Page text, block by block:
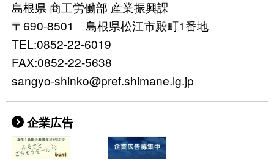
島根県 商工労働部 産業振興課
〒690-8501 島根県松江市殿町1番地
TEL:0852-22-6019
FAX:0852-22-5638
sangyo-shinko@pref.shimane.lg.jp
企業広告